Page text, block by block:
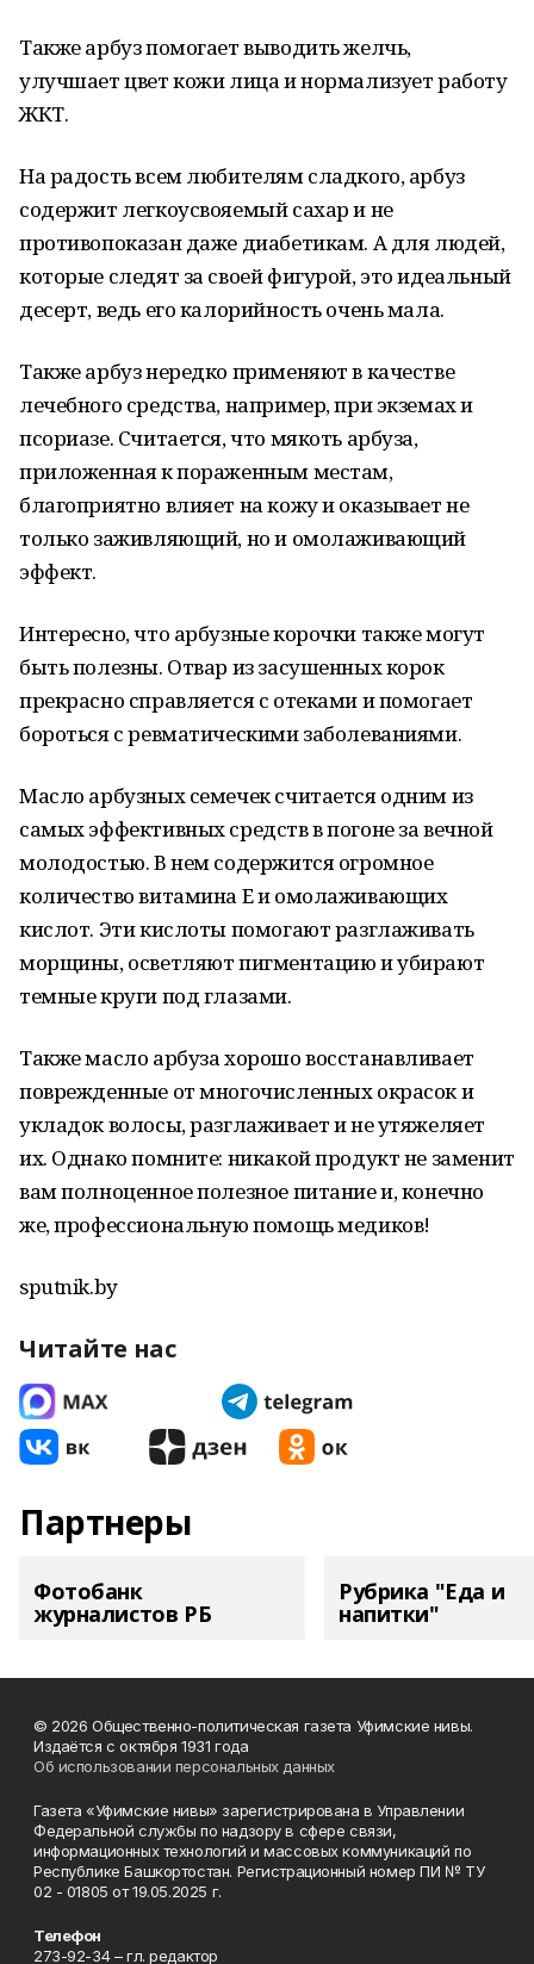
Также арбуз помогает выводить желчь,
улучшает цвет кожи лица и нормализует работу
ЖКТ.
На радость всем любителям сладкого, арбуз
содержит легкоусвояемый сахар и не
противопоказан даже диабетикам. А для людей,
которые следят за своей фигурой, это идеальный
десерт, ведь его калорийность очень мала.
Также арбуз нередко применяют в качестве
лечебного средства, например, при экземах и
псориазе. Считается, что мякоть арбуза,
приложенная к пораженным местам,
благоприятно влияет на кожу и оказывает не
только заживляющий, но и омолаживающий
эффект.
Интересно, что арбузные корочки также могут
быть полезны. Отвар из засушенных корок
прекрасно справляется с отеками и помогает
бороться с ревматическими заболеваниями.
Масло арбузных семечек считается одним из
самых эффективных средств в погоне за вечной
молодостью. В нем содержится огромное
количество витамина Е и омолаживающих
кислот. Эти кислоты помогают разглаживать
морщины, осветляют пигментацию и убирают
темные круги под глазами.
Также масло арбуза хорошо восстанавливает
поврежденные от многочисленных окрасок и
укладок волосы, разглаживает и не утяжеляет
их. Однако помните: никакой продукт не заменит
вам полноценное полезное питание и, конечно
же, профессиональную помощь медиков!
sputnik.by
Читайте нас
Партнеры
Фотобанк
журналистов РБ
Рубрика "Еда и
напитки"
© 2026 Общественно-политическая газета Уфимские нивы.
Издаётся с октября 1931 года
Об использовании персональных данных
Газета «Уфимские нивы» зарегистрирована в Управлении
Федеральной службы по надзору в сфере связи,
информационных технологий и массовых коммуникаций по
Республике Башкортостан. Регистрационный номер ПИ № ТУ
02 - 01805 от 19.05.2025 г.
Телефон
273-92-34 – гл. редактор